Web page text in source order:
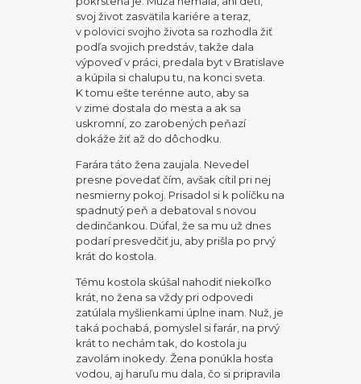
svoj život zasvätila kariére a teraz,
v polovici svojho života sa rozhodla žiť
podľa svojich predstáv, takže dala
výpoveď v práci, predala byt v Bratislave
a kúpila si chalupu tu, na konci sveta.
K tomu ešte terénne auto, aby sa
v zime dostala do mesta a ak sa
uskromní, zo zarobených peňazí
dokáže žiť až do dôchodku.
Farára táto žena zaujala. Nevedel
presne povedať čím, avšak cítil pri nej
nesmierny pokoj. Prisadol si k políčku na
spadnutý peň a debatoval s novou
dedinčankou. Dúfal, že sa mu už dnes
podarí presvedčiť ju, aby prišla po prvý
krát do kostola.
Tému kostola skúšal nahodiť niekoľko
krát, no žena sa vždy pri odpovedi
zatúlala myšlienkami úplne inam. Nuž, je
taká pochabá, pomyslel si farár, na prvý
krát to nechám tak, do kostola ju
zavolám inokedy. Žena ponúkla hosťa
vodou, aj haruľu mu dala, čo si pripravila